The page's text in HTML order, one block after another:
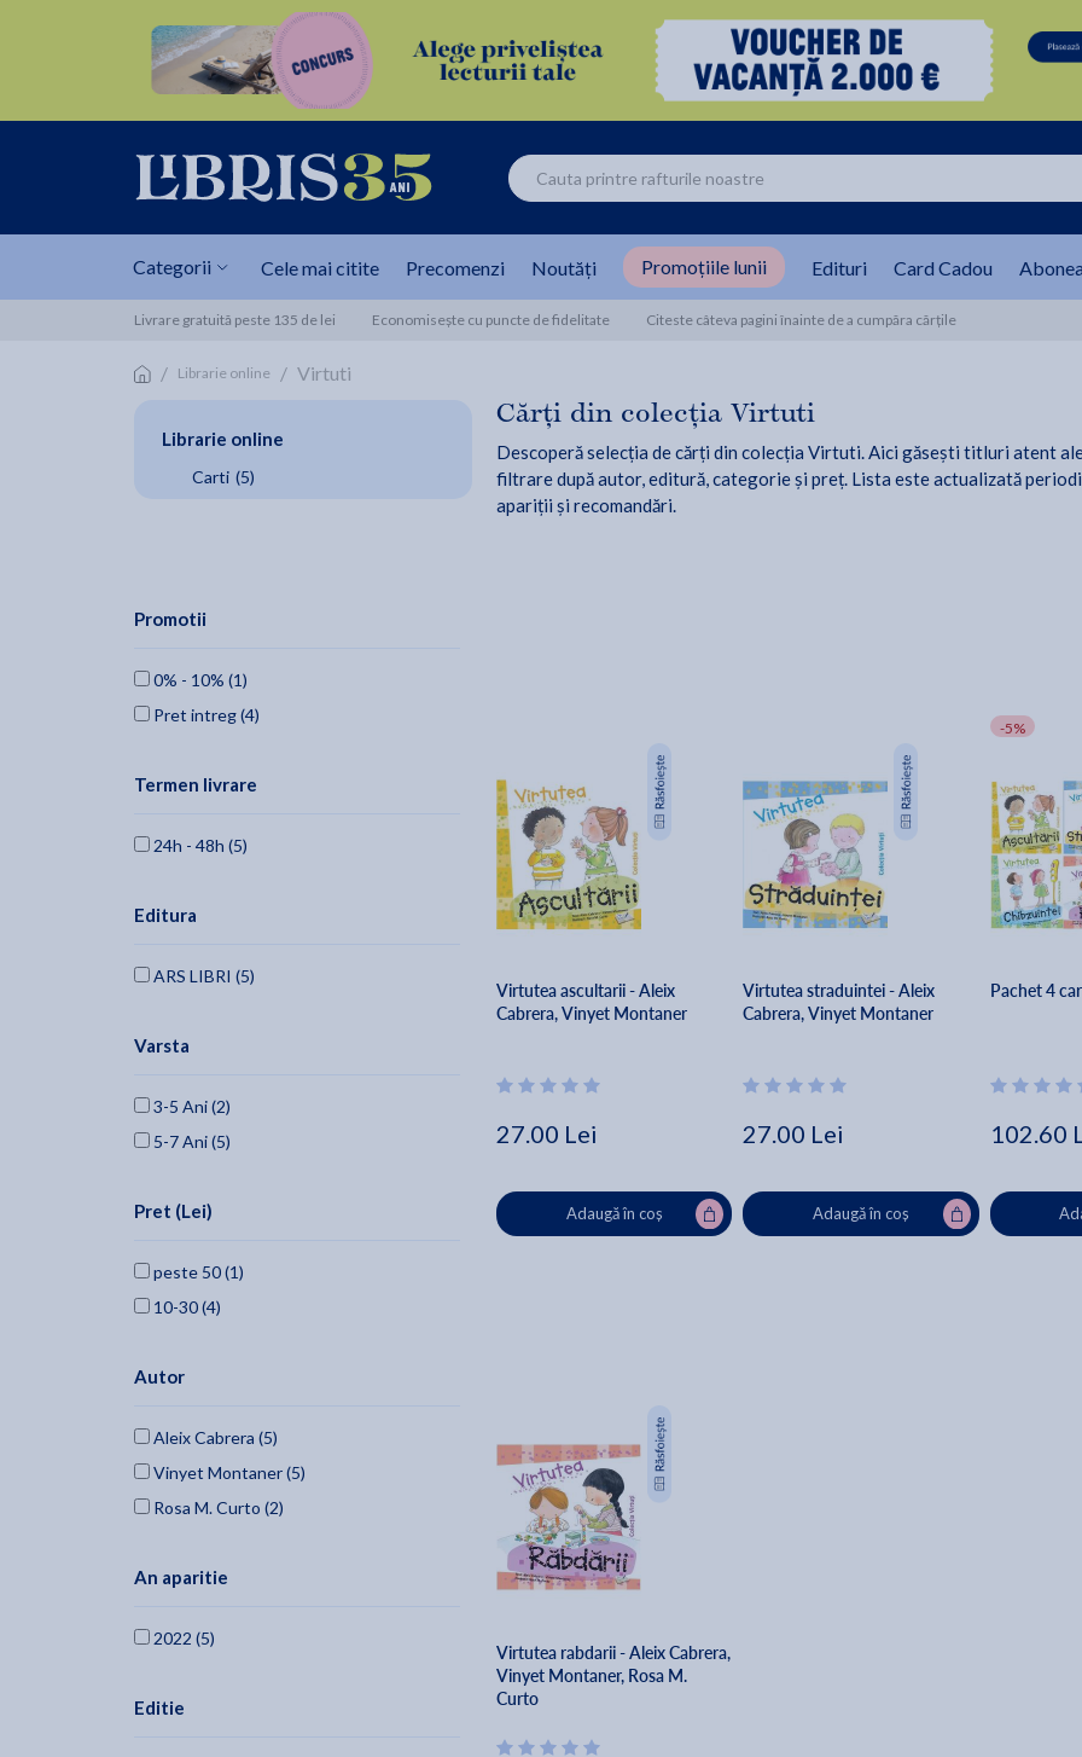
Categorii Cele mai citite Precomenzi Noutăți Promoțiile lunii Edituri Card Cadou
Livrare gratuită peste 135 de lei Economisește cu puncte de fidelitate Citeste câteva pagini înainte de a cumpăra cărțile
/ Librarie online / Virtuti
Librarie online
Carti (5)
Promotii
0% - 10% (1)
Pret intreg (4)
Termen livrare
24h - 48h (5)
Editura
ARS LIBRI (5)
Varsta
3-5 Ani (2)
5-7 Ani (5)
Pret (Lei)
peste 50 (1)
10-30 (4)
Autor
Aleix Cabrera (5)
Vinyet Montaner (5)
Rosa M. Curto (2)
An aparitie
2022 (5)
Editie
Cărți din colecția Virtuti
Descoperă selecția de cărți din colecția Virtuti. Aici găsești titluri atent
filtrare după autor, editură, categorie și preț. Lista este actualizată
apariții și recomandări.
Virtutea ascultarii - Aleix
Cabrera, Vinyet Montaner
27.00 Lei
Adaugă în coș
Virtutea straduintei - Aleix
Cabrera, Vinyet Montaner
27.00 Lei
Adaugă în coș
-5%
Pachet 4
102.60
Virtutea rabdarii - Aleix Cabrera,
Vinyet Montaner, Rosa M.
Curto